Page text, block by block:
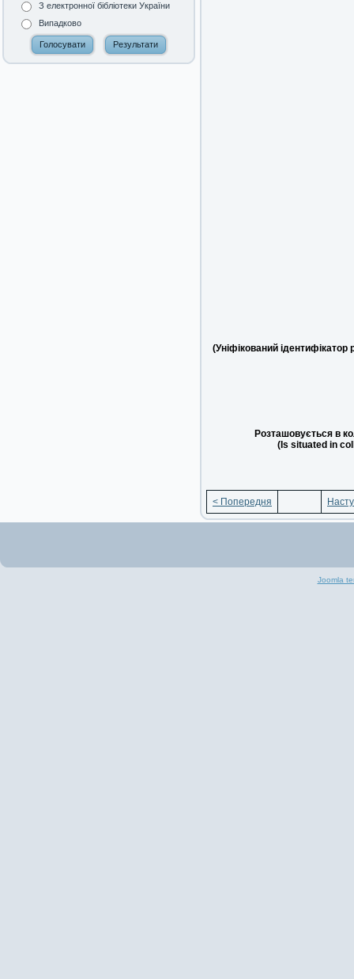
З електронної бібліотеки України
Випадково
(Уніфікований ідентифікатор
Розташовується в
(Is situated in
< Попередня
Joomla